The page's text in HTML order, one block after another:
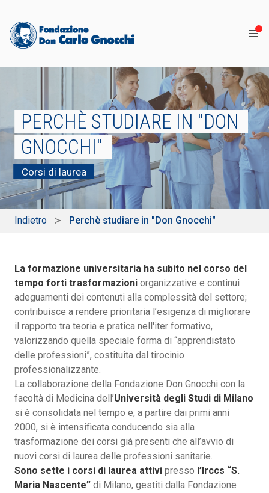
PERCHÈ STUDIARE IN "DON
GNOCCHI"
Corsi di laurea
Indietro Perchè studiare in "Don Gnocchi"
La formazione universitaria ha subito nel corso del
tempo forti trasformazioni organizzative e continui
adeguamenti dei contenuti alla complessità del settore;
contribuisce a rendere prioritaria l’esigenza di migliorare
il rapporto tra teoria e pratica nell'iter formativo,
valorizzando quella speciale forma di “apprendistato
delle professioni”, costituita dal tirocinio
professionalizzante.
La collaborazione della Fondazione Don Gnocchi con la
facoltà di Medicina dell’Università degli Studi di Milano
si è consolidata nel tempo e, a partire dai primi anni
2000, si è intensificata conducendo sia alla
trasformazione dei corsi già presenti che all’avvio di
nuovi corsi di laurea delle professioni sanitarie.
Sono sette i corsi di laurea attivi presso l’Irccs “S.
Maria Nascente” di Milano, gestiti dalla Fondazione